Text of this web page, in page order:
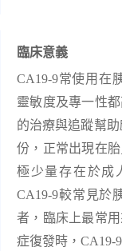
臨床意義
CA19-9常使用在
靈敏度及專一性
的治療與追蹤幫助
份，正常出現在
極少量存在於成
CA19-9較常見於
者，臨床上最常
症復發時，CA19-9